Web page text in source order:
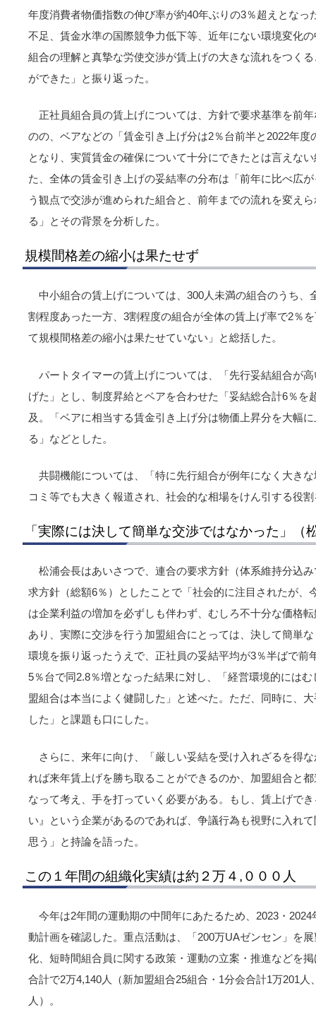
年度消費者物価指数の伸び率が約40年ぶりの3％超えとなっ
不足、賃金水準の国際競争力低下等、近年にない環境変化
組合の理解と真摯な労使交渉が賃上げの大きな流れをつく
ができた」と振り返った。
正社員組合員の賃上げについては、方針で要求基準を前
のの、ベアなどの「賃金引き上げ分は2％台前半と2022年
となり、実質賃金の確保について十分にできたとは言えな
た、全体の賃金引き上げの妥結率の分布は「前年に比べ広
う観点で交渉が進められた組合と、前年までの流れを変え
る」とその背景を分析した。
規模間格差の縮小は果たせず
中小組合の賃上げについては、300人未満の組合のうち、
割程度あった一方、3割程度の組合が全体の賃上げ率で2％
て規模間格差の縮小は果たせていない」と総括した。
パートタイマーの賃上げについては、「先行妥結組合が
げた」とし、制度昇給とベアを合わせた「妥結総合計6％を
及。「ベアに相当する賃金引き上げ分は物価上昇分を大幅
る」などとした。
共闘機能については、「特に先行組合が例年になく大き
コミ等でも大きく報道され、社会的な相場をけん引する役
「実際には決して簡単な交渉ではなかった」（
松浦会長はあいさつで、連合の要求方針（体系維持分込
求方針（総額6％）としたことで「社会的に注目されたが、
は企業利益の増加を必ずしも伴わず、むしろ不十分な価格
あり、実際に交渉を行う加盟組合にとっては、決して簡単
環境を振り返ったうえで、正社員の妥結平均が3％半ばで前
5％台で同2.8％増となった結果に対し、「経営環境的には
盟組合は本当によく健闘した」と述べた。ただ、同時に、
した」と課題も口にした。
さらに、来年に向け、「厳しい妥結を受け入れざるを得
れば来年賃上げを勝ち取ることができるのか、加盟組合と
なって考え、手を打っていく必要がある。もし、賃上げで
い』という企業があるのであれば、争議行為も視野に入れ
思う」と持論を語った。
この１年間の組織化実績は約２万４,０００人
今年は2年間の運動期の中間年にあたるため、2023・
動計画を確認した。重点活動は、「200万UAゼンセン」を
化、短時間組合員に関する政策・運動の立案・推進などを
合計で2万4,140人（新加盟組合25組合・1分会合計1万201人
人）。